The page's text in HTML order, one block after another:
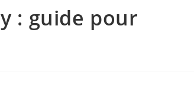
: guide pour